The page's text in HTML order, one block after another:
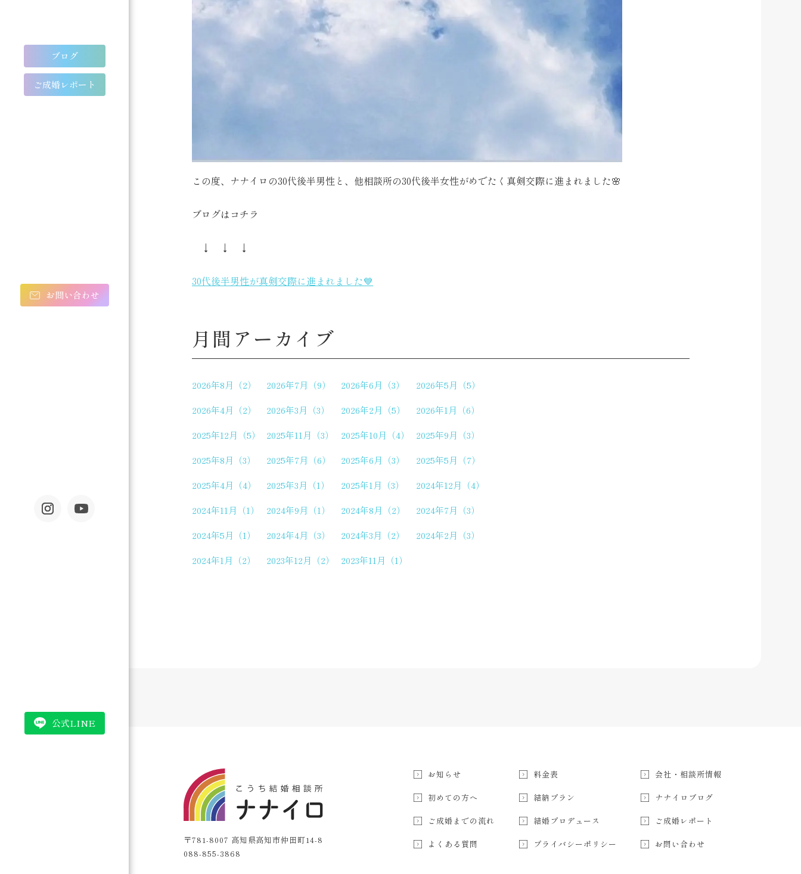
ブログ
ご成婚レポート
お問い合わせ
公式LINE
この度、ナナイロの30代後半男性と、他相談所の30代後半女性がめでたく真剣交際に進まれました🌸
ブログはコチラ
↓ ↓ ↓
30代後半男性が真剣交際に進まれました💙
月間アーカイブ
2026年8月（2） 2026年7月（9） 2026年6月（3）
2026年5月（5）
2026年4月（2）
2026年3月（3） 2026年2月（5）
2026年1月（6）
2025年12月（5）
2025年11月（3） 2025年10月（4）
2025年9月（3）
2025年8月（3）
2025年7月（6） 2025年6月（3）
2025年5月（7）
2025年4月（4）
2025年3月（1） 2025年1月（3）
2024年12月（4）
2024年11月（1）
2024年9月（1） 2024年8月（2）
2024年7月（3）
2024年5月（1）
2024年4月（3） 2024年3月（2）
2024年2月（3）
2024年1月（2）
2023年12月（2） 2023年11月（1）
〒781-8007 高知県高知市仲田町14-8
088-855-3868
お知らせ
初めての方へ
ご成婚までの流れ
料金表
結納プラン
結婚プロデュース
会社・相談所情報
ナナイロブログ
ご成婚レポート
よくある質問 プライバシーポリシー お問い合わせ